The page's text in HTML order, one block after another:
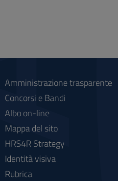
Amministrazione trasparente
Concorsi e Bandi
Albo on-line
Mappa del sito
HRS4R Strategy
Identità visiva
Rubrica